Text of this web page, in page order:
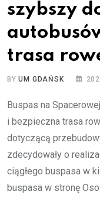
szybszy
trasa
BYUM GDAŃSK
Buspas na
i bezpieczna trasa
dotyczącą
zdecydowały o
ciągłego buspasa w
buspasa w stronę